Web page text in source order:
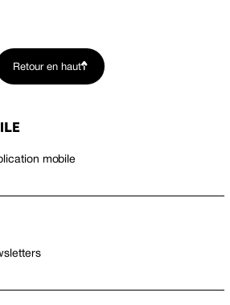
Retour en haut
mobile